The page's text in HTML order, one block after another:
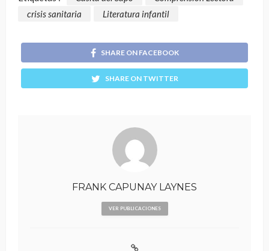
crisis sanitaria
Literatura infantil
SHARE ON FACEBOOK
SHARE ON TWITTER
FRANK CAPUNAY LAYNES
VER PUBLICACIONES